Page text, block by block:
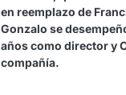
en reemplazo de
Gonzalo se
años como director y
compañía.